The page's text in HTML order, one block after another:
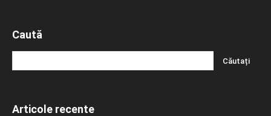
Caută
Articole recente